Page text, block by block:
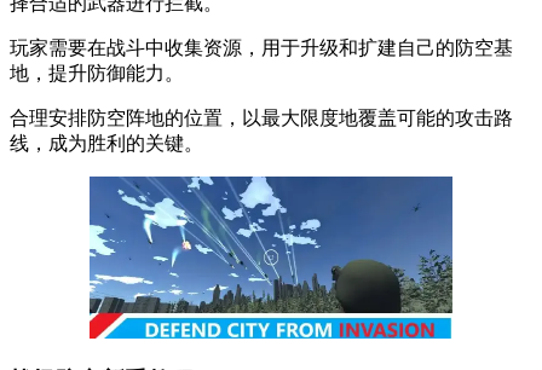
玩家需要在战斗中收集资源，用于升级和扩建自己的防空基
地，提升防御能力。
合理安排防空阵地的位置，以最大限度地覆盖可能的攻击路
线，成为胜利的关键。